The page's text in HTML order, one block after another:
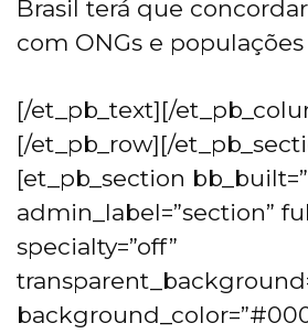
Brasil terá que
com ONGs e populações
[/et_pb_text][/
[/et_pb_row][/
[et_pb_section
admin_label=”section”
specialty=”off”